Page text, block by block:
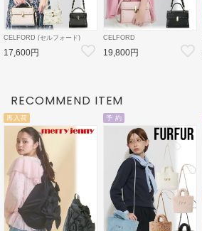
CELFORD (セルフォード)
【リュタン】 ビジュースタッズ
ポシェット 26春夏
3【CWGB259502
17,600円
CELFORD
【リュタン】ビジュースタッズ
ポシェット(M) 26春夏
3【CWGB259528
19,800円
RECOMMEND ITEM
再入荷 予 約